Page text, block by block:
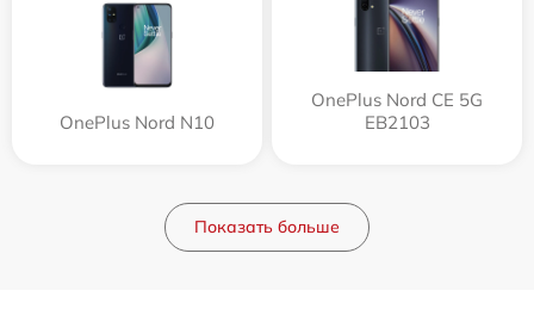
OnePlus Nord N10
OnePlus Nord CE 5G
EB2103
Показать больше